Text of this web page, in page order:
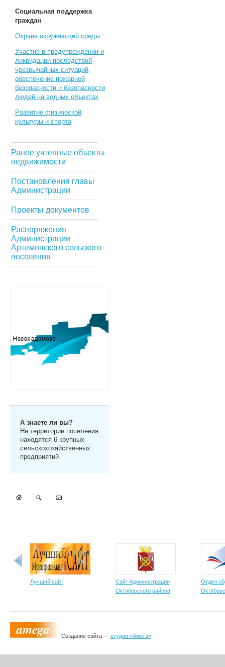
Социальная поддержка
граждан
Охрана окружающей среды
Участие в предупреждении и
ликвидации последствий
чрезвычайных ситуаций,
обеспечение пожарной
безопасности и безопасности
людей на водных объектах
Развитие физической
культуры и спорта
Ранее учтенные объекты
недвижимости
Постановления главы
Администрации
Проекты документов
Распоряжения
Администрации
Артемовского сельского
поселения
А знаете ли вы?
На территории поселения
находятся 6 крупных
сельскохозяйственных
предприятий
Лучший сайт
Сайт Администрации
Октябрьского района
Отдел
Создание сайта — студия «Амега»